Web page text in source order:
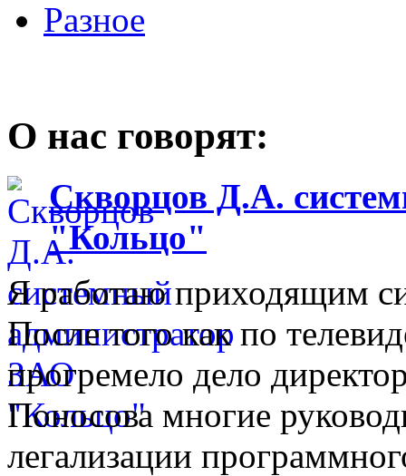
Разное
О нас говорят:
Скворцов Д.А.
"Кольцо"
Я работаю приходящим
После того как по
прогремело дело
Поносова многие
легализации